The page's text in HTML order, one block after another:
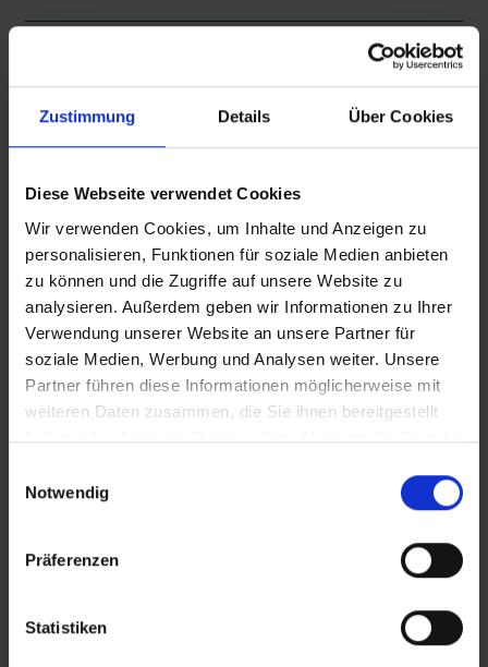
Zustimmung Details Über Cookies
Diese Webseite verwendet Cookies
Wir verwenden Cookies, um Inhalte und Anzeigen zu
personalisieren, Funktionen für soziale Medien anbieten
zu können und die Zugriffe auf unsere Website zu
analysieren. Außerdem geben wir Informationen zu Ihrer
Verwendung unserer Website an unsere Partner für
soziale Medien, Werbung und Analysen weiter. Unsere
Partner führen diese Informationen möglicherweise mit
weiteren Daten zusammen, die Sie ihnen bereitgestellt
haben oder die sie im Rahmen Ihrer Nutzung der Dienste
Notwendig
Präferenzen
Statistiken
CLEAN_Dorfzukunft
iT_Dorfzukunft
Zusätzliches Material
Bilder
interessieren